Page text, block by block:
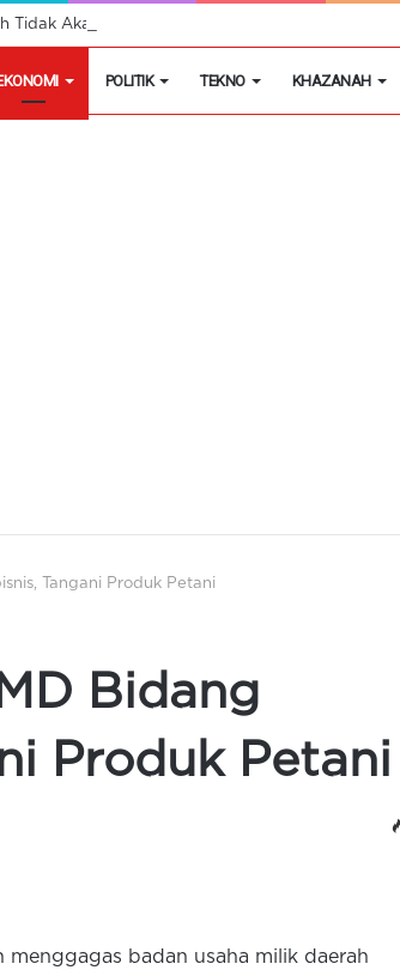
Tidak Akan Menutup Warung Kelontongan di Desa
POLITIK TEKNO KHAZANAH
Tangani Produk Petani
Bidang
Produk Petani
badan usaha milik daerah